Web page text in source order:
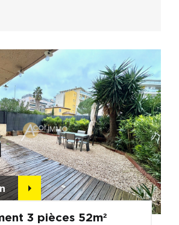
3 pièces 52m²